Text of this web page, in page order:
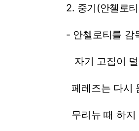
2. 중기(안첼로티
- 안첼로티를 감
자기 고집이
페레즈는 다시
무리뉴 때 하지